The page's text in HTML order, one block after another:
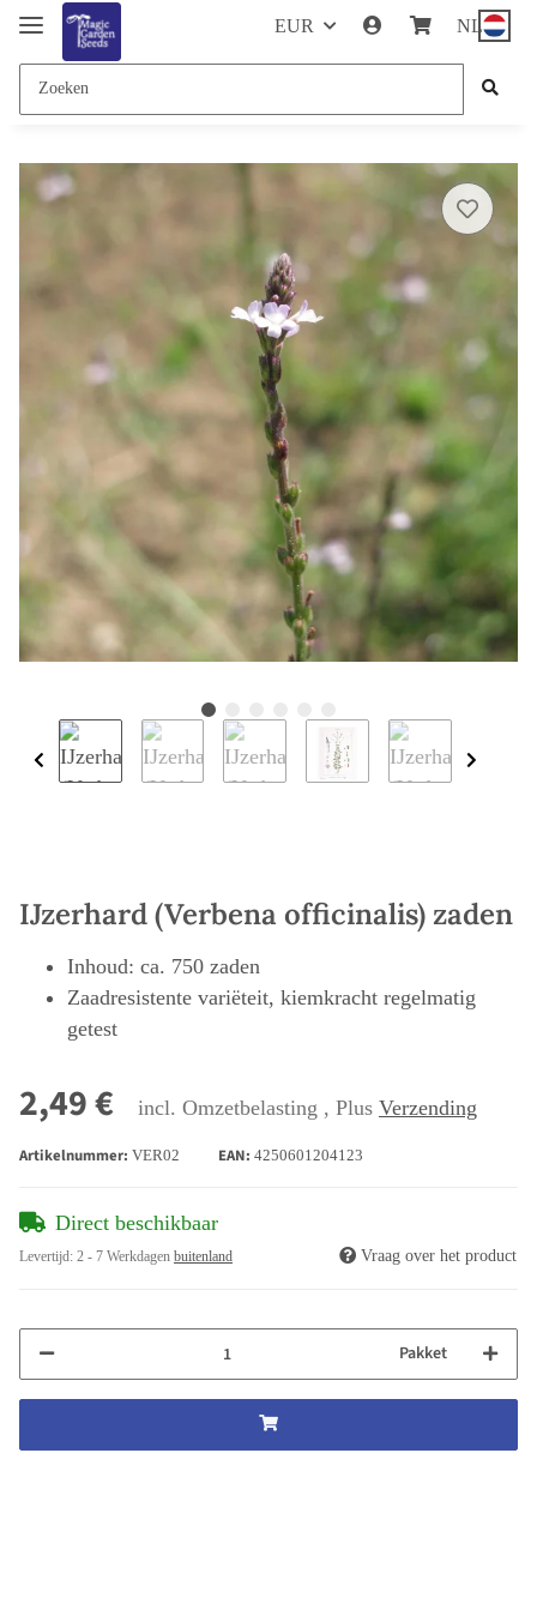
EUR NL
IJzerhard (Verbena officinalis) zaden
Inhoud: ca. 750 zaden
Zaadresistente variëteit, kiemkracht regelmatig
getest
2,49 € incl. Omzetbelasting , Plus Verzending
Artikelnummer: VER02 EAN: 4250601204123
Direct beschikbaar
Levertijd: 2 - 7 Werkdagen buitenland Vraag over het product
Pakket